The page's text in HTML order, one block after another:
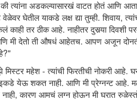
की त्यांना अडकल्यासारखं वाटत होतं आणि
घेतील याकडे लक्ष द्या तुम्ही. शिवाय,
तर ठीक आहे. नाहीतर दुसर्‍या दिवशी
देतो ती औषधं आहेतच. आपण अजून दोनतीन
महेश - त्यांची फिरतीची नोकरी आहे.
शकत नाही. आणि मी प्रेग्नन्ट आहे. मला
कारण आमचं लग्न होऊन मी घरात